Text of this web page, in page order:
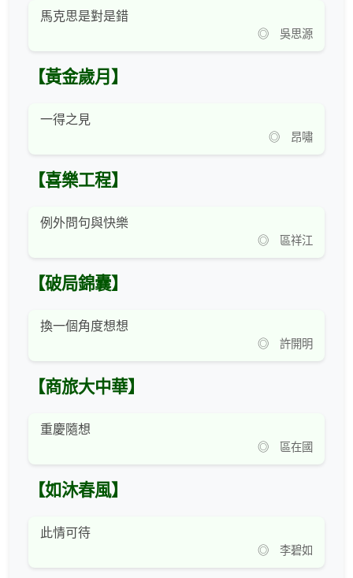
馬克思是對是錯
◎ 吳思源
【黃金歲月】
一得之見
◎ 昂嘯
【喜樂工程】
例外問句與快樂
◎ 區祥江
【破局錦囊】
換一個角度想想
◎ 許開明
【商旅大中華】
重慶隨想
◎ 區在國
【如沐春風】
此情可待
◎ 李碧如